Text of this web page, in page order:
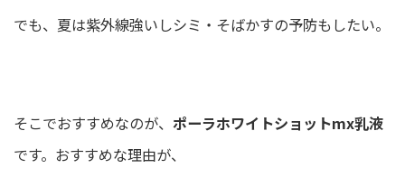
でも、夏は紫外線強いしシミ・そばかすの予防もしたい。
そこでおすすめなのが、 ポーラホワイトショットmx乳液
です。おすすめな理由が、